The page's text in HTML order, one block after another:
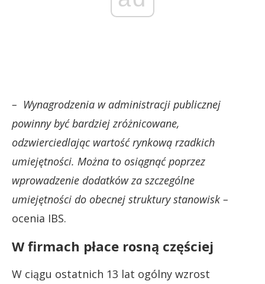
– Wynagrodzenia w administracji publicznej
powinny być bardziej zróżnicowane,
odzwierciedlając wartość rynkową rzadkich
umiejętności. Można to osiągnąć poprzez
wprowadzenie dodatków za szczególne
umiejętności do obecnej struktury stanowisk –
ocenia IBS.
W firmach płace rosną częściej
W ciągu ostatnich 13 lat ogólny wzrost